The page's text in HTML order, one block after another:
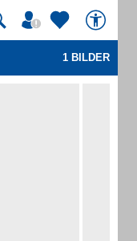
1 BILDER